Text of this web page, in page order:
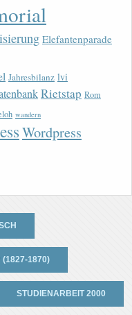
Elefantenparade
Jahresbilanz lvi
Rietstap Rom
wandern
Wordpress
(1827-1870)
STUDIENARBEIT 2000